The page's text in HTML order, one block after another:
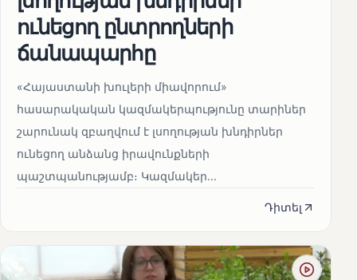
ունեցող ընտրողների
ճանապարհը
«Հայաստանի խուլերի միավորում»
հասարակական կազմակերպությունը տարիներ
շարունակ զբաղվում է լսողության խնդիրներ
ունեցող անձանց իրավունքների
պաշտպանությամբ։ Կազմակեր...
Դիտել